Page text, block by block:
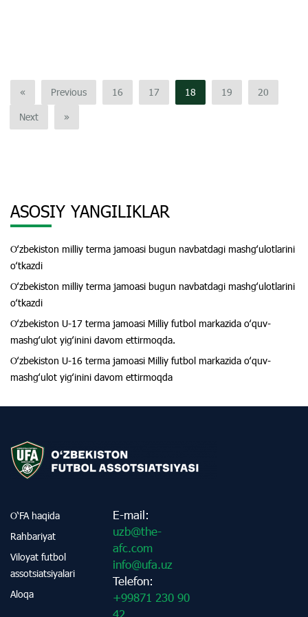
« Previous 16 17 18 19 20
Next »
ASOSIY YANGILIKLAR
Oʻzbekiston milliy terma jamoasi bugun navbatdagi mashgʻulotlarini
oʻtkazdi
Oʻzbekiston milliy terma jamoasi bugun navbatdagi mashgʻulotlarini
oʻtkazdi
Oʻzbekiston U-17 terma jamoasi Milliy futbol markazida oʻquv-
mashgʻulot yigʻinini davom ettirmoqda.
Oʻzbekiston U-16 terma jamoasi Milliy futbol markazida oʻquv-
mashgʻulot yigʻinini davom ettirmoqda
O‘FA haqida
Rahbariyat
Viloyat futbol
assotsiatsiyalari
Aloqa
E-mail:
uzb@the-
afc.com
info@ufa.uz
Telefon:
+99871 230 90
42